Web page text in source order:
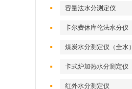
容量法水分测定仪
卡尔费休库伦法水分仪
煤炭水分测定仪（全水）
卡式炉加热水分测定仪
红外水分测定仪